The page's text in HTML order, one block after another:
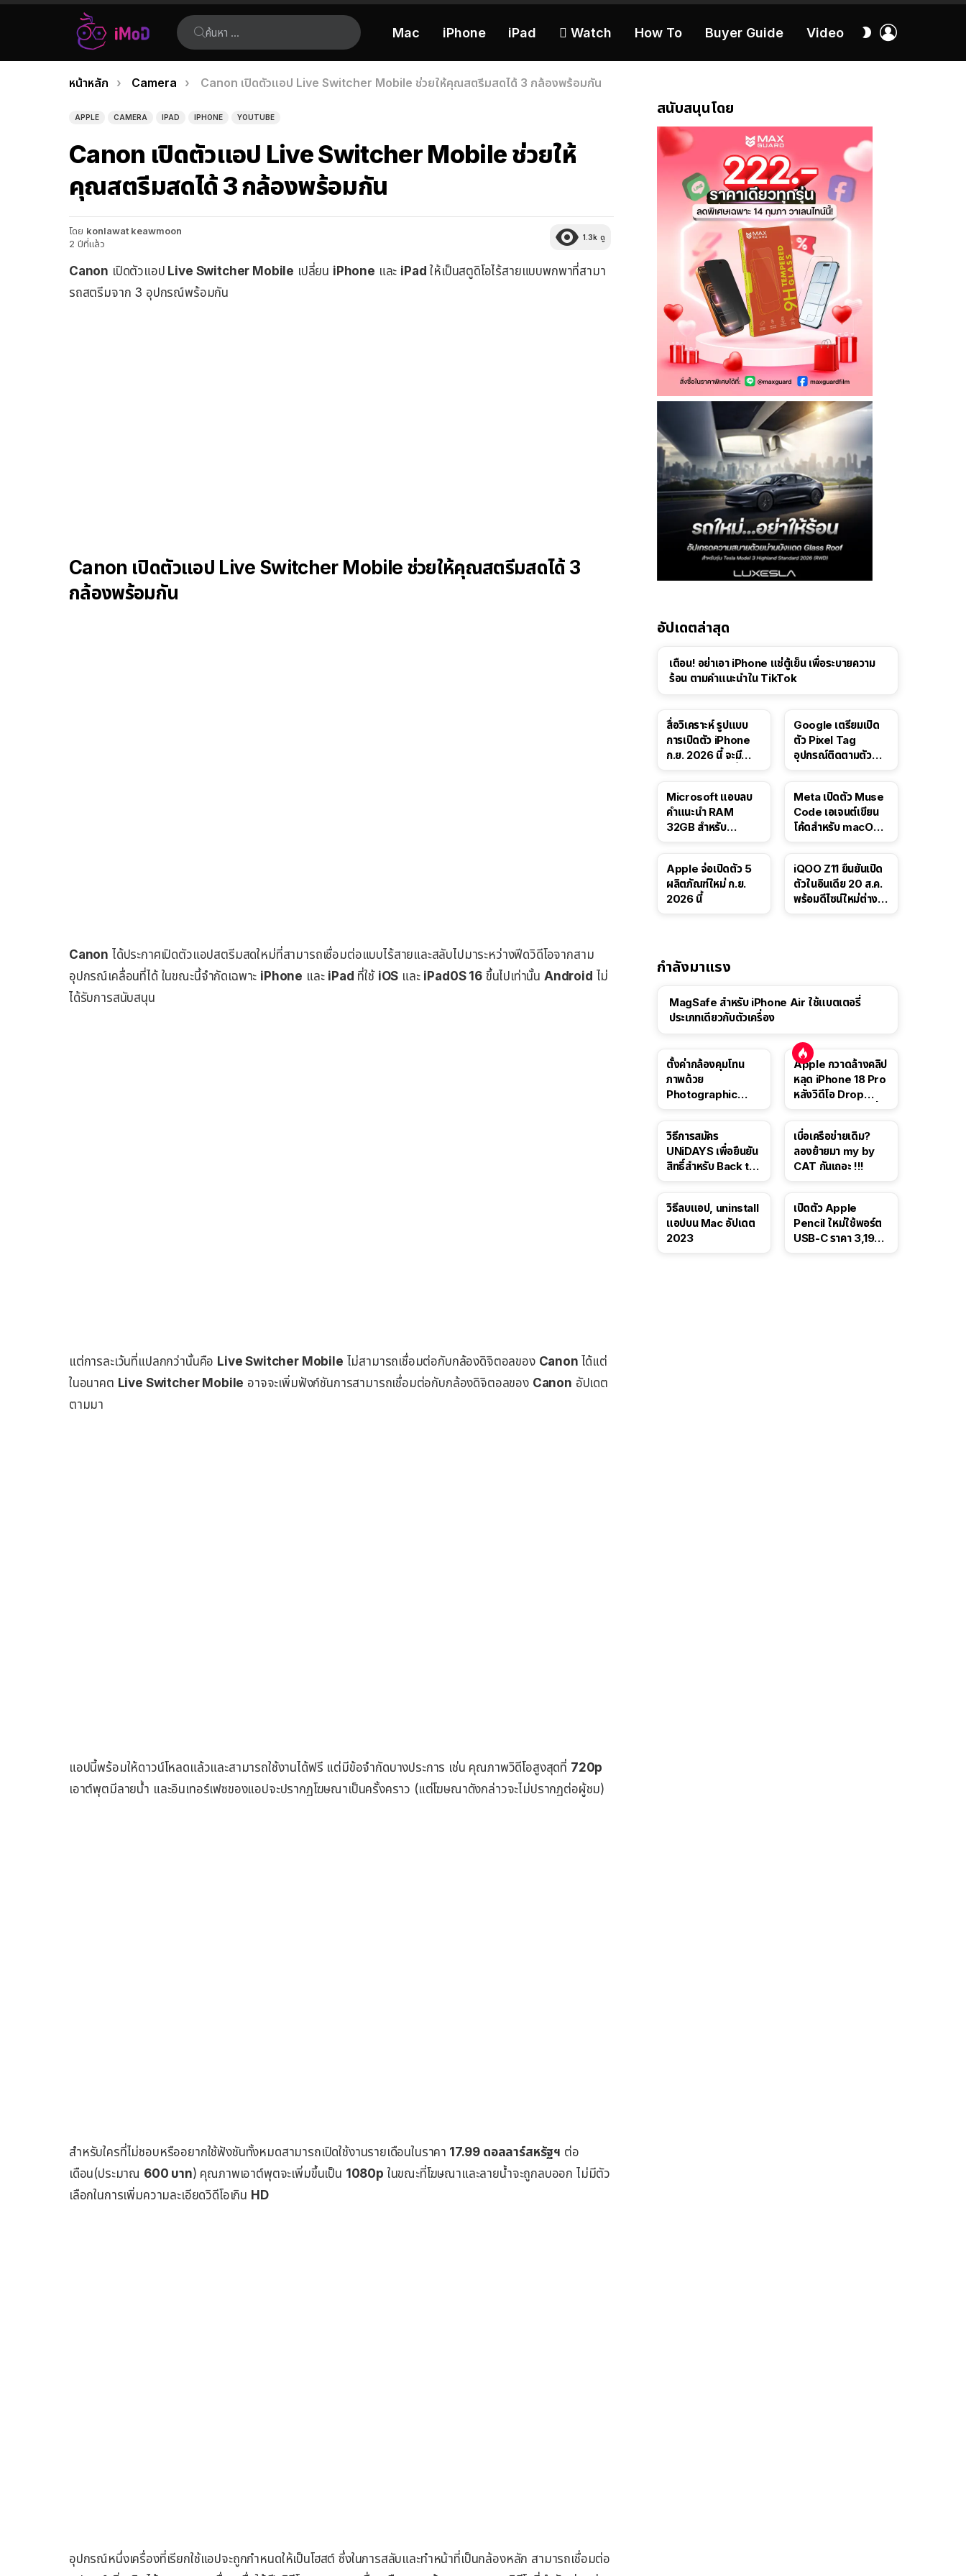
ค้นหา:
Mac iPhone iPad  Watch How To Buyer Guide Video
สลับ
เรื่อง
ล่าสุด
คุณอยู่ที่นี่:
หน้าหลัก Camera Canon เปิดตัวแอป Live Switcher Mobile ช่วยให้คุณสตรีมสดได้ 3 กล้องพร้อมกัน
APPLE CAMERA IPAD IPHONE YOUTUBE
Canon เปิดตัวแอป Live Switcher Mobile ช่วยให้
คุณสตรีมสดได้ 3 กล้องพร้อมกัน
โดย konlawat keawmoon
2 ปีที่แล้ว
1.3k ดู
Canon เปิดตัวแอป Live Switcher Mobile เปลี่ยน iPhone และ iPad ให้เป็นสตูดิโอไร้สายแบบพกพาที่สามา
รถสตรีมจาก 3 อุปกรณ์พร้อมกัน
Canon เปิดตัวแอป Live Switcher Mobile ช่วยให้คุณสตรีมสดได้ 3
กล้องพร้อมกัน
Canon ได้ประกาศเปิดตัวแอปสตรีมสดใหม่ที่สามารถเชื่อมต่อแบบไร้สายและสลับไปมาระหว่างฟีดวิดีโอจากสาม
อุปกรณ์เคลื่อนที่ได้ ในขณะนี้จำกัดเฉพาะ iPhone และ iPad ที่ใช้ iOS และ iPad0S 16ขึ้นไปเท่านั้น Android ไม่
ได้รับการสนับสนุน
แต่การละเว้นที่แปลกกว่านั้นคือ Live Switcher Mobile ไม่สามารถเชื่อมต่อกับกล้องดิจิตอลของ Canon ได้แต่
ในอนาคต Live Switcher Mobile อาจจะเพิ่มฟังก์ชันการสามารถเชื่อมต่อกับกล้องดิจิตอลของ Canon อัปเดต
ตามมา
แอปนี้พร้อมให้ดาวน์โหลดแล้วและสามารถใช้งานได้ฟรี แต่มีข้อจำกัดบางประการ เช่น คุณภาพวิดีโอสูงสุดที่ 720p
เอาต์พุตมีลายน้ำ และอินเทอร์เฟซของแอปจะปรากฏโฆษณาเป็นครั้งคราว (แต่โฆษณาดังกล่าวจะไม่ปรากฏต่อผู้ชม)
สำหรับใครที่ไม่ชอบหรืออยากใช้ฟังชันทั้งหมดสามารถเปิดใช้งานรายเดือนในราคา 17.99 ดอลลาร์สหรัฐฯ ต่อ
เดือน(ประมาณ 600 บาท) คุณภาพเอาต์พุตจะเพิ่มขึ้นเป็น 1080p ในขณะที่โฆษณาและลายน้ำจะถูกลบออก ไม่มีตัว
เลือกในการเพิ่มความละเอียดวิดีโอเกิน HD
อุปกรณ์หนึ่งเครื่องที่เรียกใช้แอปจะถูกกำหนดให้เป็นโฮสต์ ซึ่งในการสลับและทำหน้าที่เป็นกล้องหลัก สามารถเชื่อมต่อ
สนับสนุนโดย
อัปเดตล่าสุด
เตือน! อย่าเอา iPhone แช่ตู้เย็น เพื่อระบายความ
ร้อน ตามคำแนะนำใน TikTok
สื่อวิเคราะห์ รูปแบบ
การเปิดตัว iPhone
ก.ย. 2026 นี้ จะมี
Google เตรียมเปิด
ตัว Pixel Tag
อุปกรณ์ติดตามตัว
Microsoft แอบลบ
คำแนะนำ RAM
32GB สำหรับ
Meta เปิดตัว Muse
Code เอเจนต์เขียน
โค้ดสำหรับ macOS
Apple จ่อเปิดตัว 5
ผลิตภัณฑ์ใหม่ ก.ย.
2026 นี้
iQOO Z11 ยืนยันเปิด
ตัวในอินเดีย 20 ส.ค.
พร้อมดีไซน์ใหม่ต่าง
กำลังมาแรง
MagSafe สำหรับ iPhone Air ใช้แบตเตอรี่
ประเภทเดียวกับตัวเครื่อง
ตั้งค่ากล้องคุมโทน
ภาพด้วย
Photographic
Apple กวาดล้างคลิป
หลุด iPhone 18 Pro
หลังวิดีโอ Drop
วิธีการสมัคร
UNiDAYS เพื่อยืนยัน
สิทธิ์สำหรับ Back to
เบื่อเครือข่ายเดิม?
ลองย้ายมา my by
CAT กันเถอะ !!!
วิธีลบแอป, uninstall
แอปบน Mac อัปเดต
2023
เปิดตัว Apple
Pencil ใหม่ใช้พอร์ต
USB-C ราคา 3,190